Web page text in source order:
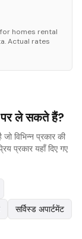
homes rental
Actual rates
ले सकते हैं?
विभिन्न प्रकार की
प्रकार यहाँ दिए गए
सर्विस्ड अपार्टमेंट